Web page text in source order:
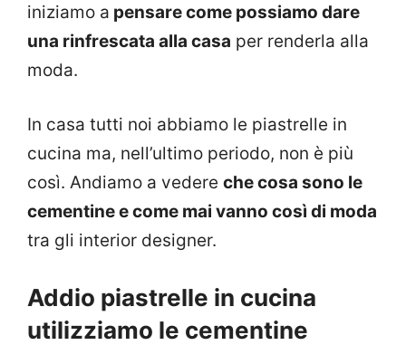
iniziamo a pensare come possiamo dare
una rinfrescata alla casa per renderla alla
moda.
In casa tutti noi abbiamo le piastrelle in
cucina ma, nell’ultimo periodo, non è più
così. Andiamo a vedere che cosa sono le
cementine e come mai vanno così di moda
tra gli interior designer.
Addio piastrelle in cucina
utilizziamo le cementine